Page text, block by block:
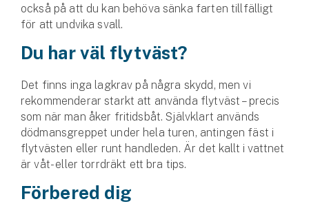
Drönarförsäkring
För förmedlare
Kommunolycksfall
Försäkring via förmedlare
Se alla försäkringar
också på att du kan behöva sänka farten tillfälligt
för att undvika svall.
Du har väl flytväst?
Det finns inga lagkrav på några skydd, men vi
rekommenderar starkt att använda flytväst – precis
som när man åker fritidsbåt. Självklart används
dödmansgreppet under hela turen, antingen fäst i
flytvästen eller runt handleden. Är det kallt i vattnet
är våt- eller torrdräkt ett bra tips.
Förbered dig